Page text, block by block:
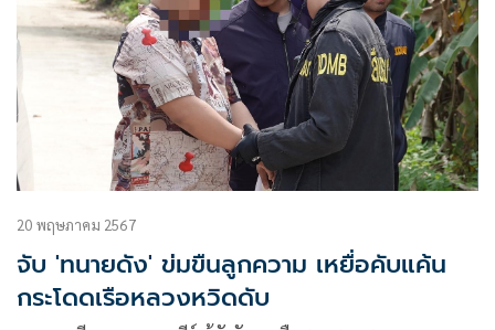
20 พฤษภาคม 2567
จับ 'ทนายดัง' ข่มขืนลูกความ เหยื่อคับแค้น
กระโดดเรือหลวงหวิดดับ